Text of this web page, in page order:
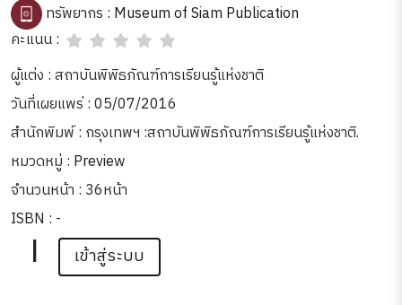
ทรัพยากร : Museum of Siam Publication
คะแนน :
ผู้แต่ง : สถาบันพิพิธภัณฑ์การเรียนรู้แห่งชาติ
วันที่เผยแพร่ : 05/07/2016
สำนักพิมพ์ : กรุงเทพฯ :สถาบันพิพิธภัณฑ์การเรียนรู้แห่งชาติ.
หมวดหมู่ : Preview
จำนวนหน้า : 36หน้า
ISBN : -
| เข้าสู่ระบบ